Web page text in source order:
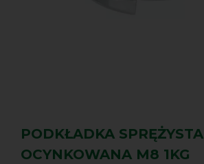
PODKŁADKA SPRĘŻYSTA
OCYNKOWANA M8 1KG